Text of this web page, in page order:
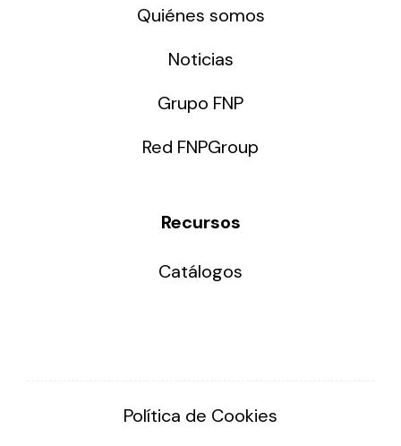
Quiénes somos
Noticias
Grupo FNP
Red FNPGroup
Recursos
Catálogos
Política de Cookies